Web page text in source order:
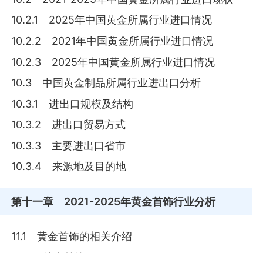
10.2.1 2025年中国黄金所属行业进口情况
10.2.2 2021年中国黄金所属行业进口情况
10.2.3 2025年中国黄金所属行业进口情况
10.3 中国黄金制品所属行业进出口分析
10.3.1 进出口规模及结构
10.3.2 进出口贸易方式
10.3.3 主要进出口省市
10.3.4 来源地及目的地
第十一章 2021-2025年黄金首饰行业分析
11.1 黄金首饰的相关介绍